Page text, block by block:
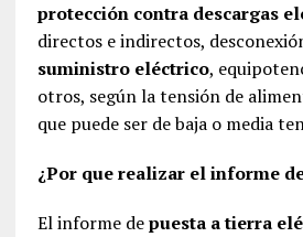
protección contra descargas
directos e indirectos,
suministro eléctrico,
otros, según la tensión de
que puede ser de baja o media
¿Por que realizar el informe
El informe depuesta a tierra